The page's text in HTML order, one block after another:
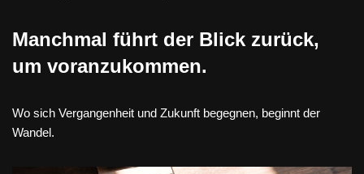
Manchmal führt der Blick zurück,
um voranzukommen.
Wo sich Vergangenheit und Zukunft begegnen, beginnt der
Wandel.